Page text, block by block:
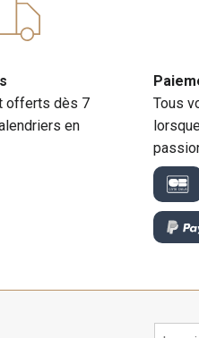
offerts dès 7
en
Tous